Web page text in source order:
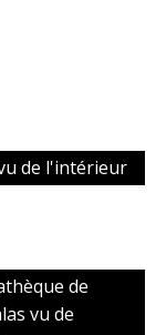
de l'intérieur
de
vu de